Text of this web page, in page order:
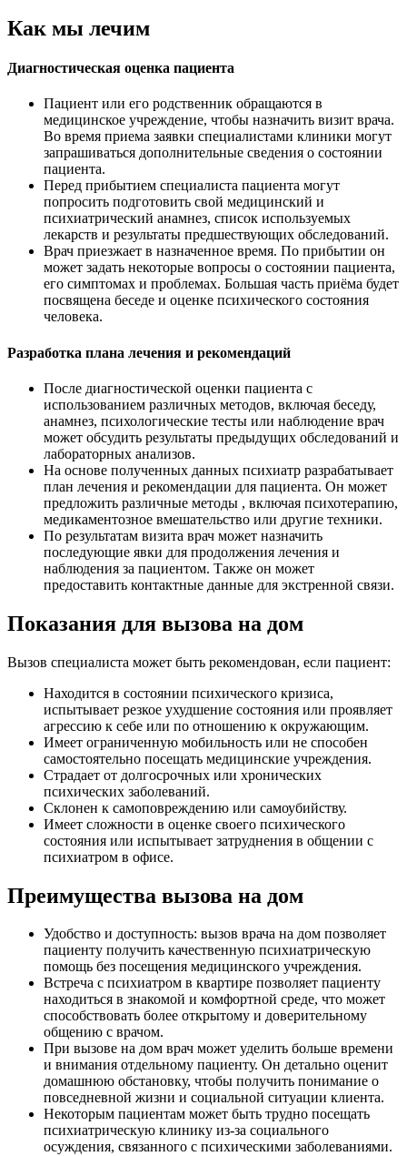
Как мы лечим
Диагностическая оценка пациента
Пациент или его родственник обращаются в
медицинское учреждение, чтобы назначить визит врача.
Во время приема заявки специалистами клиники могут
запрашиваться дополнительные сведения о состоянии
пациента.
Перед прибытием специалиста пациента могут
попросить подготовить свой медицинский и
психиатрический анамнез, список используемых
лекарств и результаты предшествующих обследований.
Врач приезжает в назначенное время. По прибытии он
может задать некоторые вопросы о состоянии пациента,
его симптомах и проблемах. Большая часть приёма будет
посвящена беседе и оценке психического состояния
человека.
Разработка плана лечения и рекомендаций
После диагностической оценки пациента с
использованием различных методов, включая беседу,
анамнез, психологические тесты или наблюдение врач
может обсудить результаты предыдущих обследований и
лабораторных анализов.
На основе полученных данных психиатр разрабатывает
план лечения и рекомендации для пациента. Он может
предложить различные методы , включая психотерапию,
медикаментозное вмешательство или другие техники.
По результатам визита врач может назначить
последующие явки для продолжения лечения и
наблюдения за пациентом. Также он может
предоставить контактные данные для экстренной связи.
Показания для вызова на дом
Вызов специалиста может быть рекомендован, если пациент:
Находится в состоянии психического кризиса,
испытывает резкое ухудшение состояния или проявляет
агрессию к себе или по отношению к окружающим.
Имеет ограниченную мобильность или не способен
самостоятельно посещать медицинские учреждения.
Страдает от долгосрочных или хронических
психических заболеваний.
Склонен к самоповреждению или самоубийству.
Имеет сложности в оценке своего психического
состояния или испытывает затруднения в общении с
психиатром в офисе.
Преимущества вызова на дом
Удобство и доступность: вызов врача на дом позволяет
пациенту получить качественную психиатрическую
помощь без посещения медицинского учреждения.
Встреча с психиатром в квартире позволяет пациенту
находиться в знакомой и комфортной среде, что может
способствовать более открытому и доверительному
общению с врачом.
При вызове на дом врач может уделить больше времени
и внимания отдельному пациенту. Он детально оценит
домашнюю обстановку, чтобы получить понимание о
повседневной жизни и социальной ситуации клиента.
Некоторым пациентам может быть трудно посещать
психиатрическую клинику из-за социального
осуждения, связанного с психическими заболеваниями.